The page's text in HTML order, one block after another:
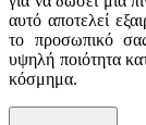
αυτό αποτελεί
το προσωπικό
υψηλή ποιότητα
κόσμημα.